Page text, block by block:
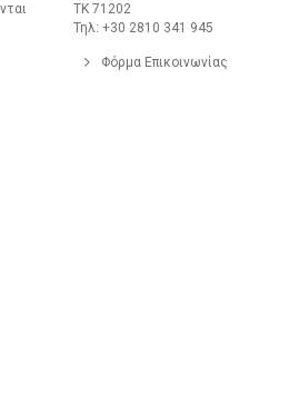
ΤΚ 71202
Τηλ: +30 2810 341 945
Φόρμα Επικοινωνίας